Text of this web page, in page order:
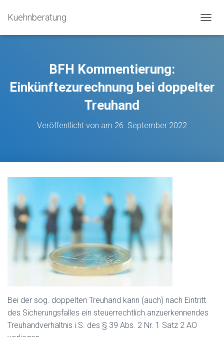
Kuehnberatung
A
I
BFH Kommentierung:
Einkünftezurechnung bei doppelter
Treuhand
Veröffentlicht von am 26. September 2022
Bei der sog. doppelten Treuhand kann (auch) nach Eintritt
des Sicherungsfalles ein steuerrechtlich anzuerkennendes
Treuhandverhältnis i.S. des § 39 Abs. 2 Nr. 1 Satz 2 AO